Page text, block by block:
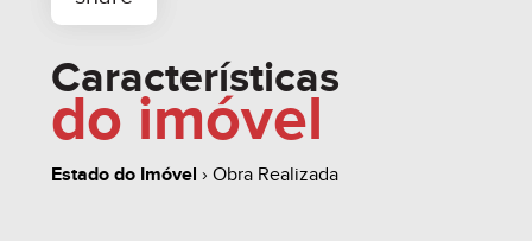
Características
do imóvel
Estado do Imóvel › Obra Realizada